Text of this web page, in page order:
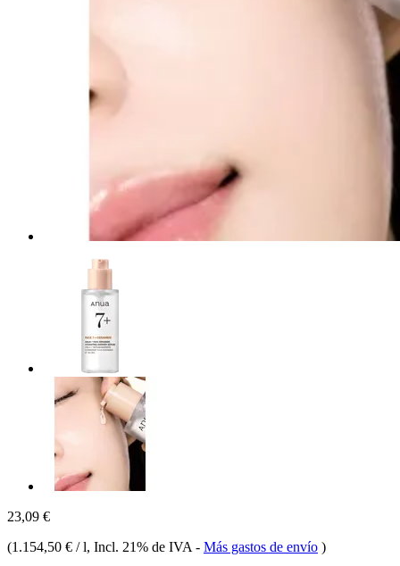
23,09 €
(1.154,50 € / l, Incl. 21% de IVA - Más gastos de envío )